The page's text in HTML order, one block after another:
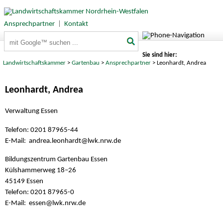
Ansprechpartner|
Kontakt
Sie sind hier:
Landwirtschaftskammer >Gartenbau >Ansprechpartner > Leonhardt, Andrea
Leonhardt, Andrea
Verwaltung Essen
Telefon: 0201 87965-44
E-Mail: andrea.leonhardt@ lwk.nrw.de
Bildungszentrum Gartenbau Essen
Külshammerweg 18–26
45149 Essen
Telefon: 0201 87965-0
E-Mail: essen@ lwk.nrw.de